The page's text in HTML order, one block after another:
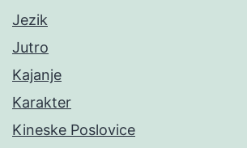
Jezik
Jutro
Kajanje
Karakter
Kineske Poslovice